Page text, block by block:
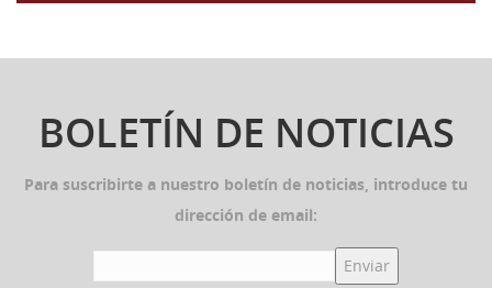
BOLETÍN DE NOTICIAS
Para suscribirte a nuestro boletín de noticias, introduce tu
dirección de email: